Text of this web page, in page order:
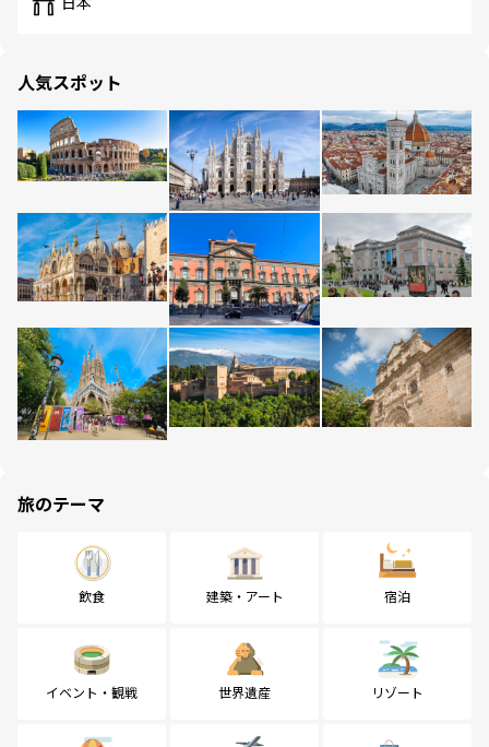
人気スポット
旅のテーマ
飲食 建築・アート 宿泊
イベント・観戦 世界遺産 リゾート